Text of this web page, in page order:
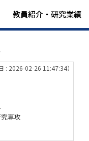
教員紹介・研究業績
: 2026-02-26 11:47:34）
専攻